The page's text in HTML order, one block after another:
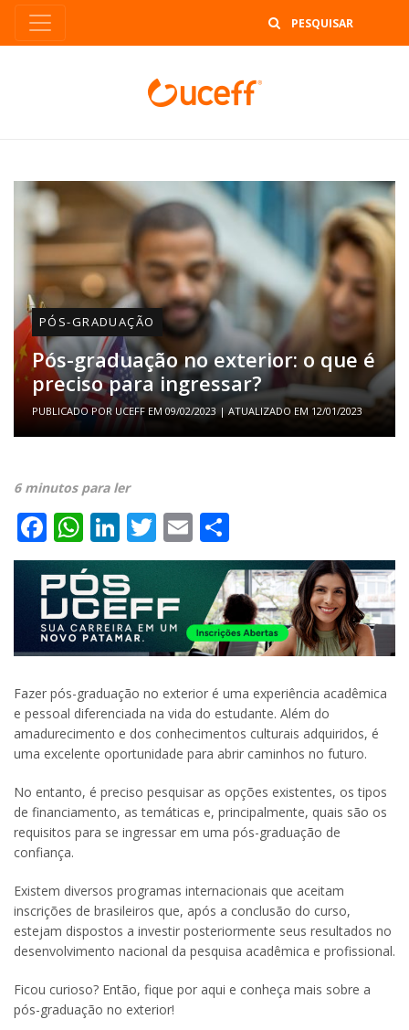
PÓS-GRADUAÇÃO
Pós-graduação no exterior: o que é
preciso para ingressar?
PUBLICADO PORUCEFFEM09/02/2023 | ATUALIZADO EM 12/01/2023
6 minutos para ler
Facebook
WhatsApp
LinkedIn
Twitter
Email
Fazer pós-graduação no exterior é uma experiência acadêmica
e pessoal diferenciada na vida do estudante. Além do
amadurecimento e dos conhecimentos culturais adquiridos, é
uma excelente oportunidade para abrir caminhos no futuro.
No entanto, é preciso pesquisar as opções existentes, os tipos
de financiamento, as temáticas e, principalmente, quais são os
requisitos para se ingressar em uma pós-graduação de
confiança.
Existem diversos programas internacionais que aceitam
inscrições de brasileiros que, após a conclusão do curso,
estejam dispostos a investir posteriormente seus resultados no
desenvolvimento nacional da pesquisa acadêmica e profissional.
Ficou curioso? Então, fique por aqui e conheça mais sobre a
pós-graduação no exterior!